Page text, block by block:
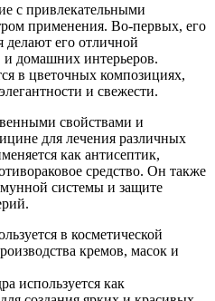
с привлекательными
применения. Во-первых, его
делают его отличной
и домашних интерьеров.
в цветочных композициях,
и свежести.
свойствами и
для лечения различных
как антисептик,
средство. Он также
системы и защите
в косметической
кремов, масок и
используется как